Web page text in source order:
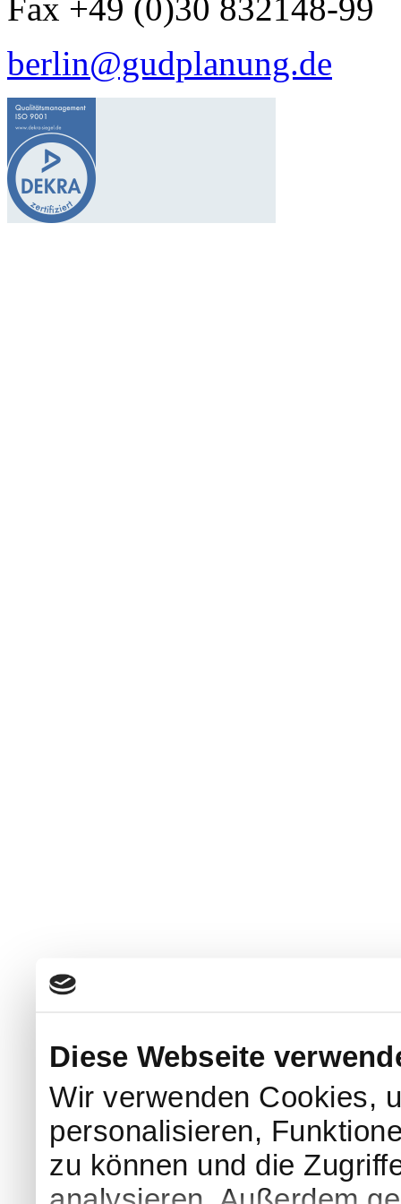
Diese Webseite
Wir verwenden Cookies,
personalisieren,
zu können und die
Fax +49 (0)30 832148-99
berlin@gudplanung.de